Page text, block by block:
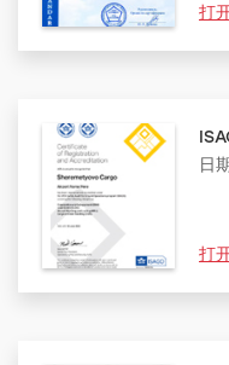
打
日
打